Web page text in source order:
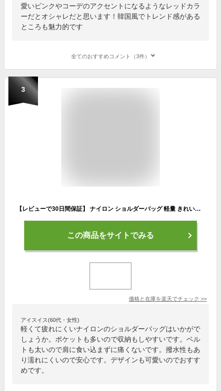
愛いピンクやコーデのアクセントになるようなレッドカラ
ーだとオシャレだと思います！韓国風でトレンド感がある
ところも魅力的です
全てのおすすめコメント（3件）
3
【レビューで30日間保証】 ナイロン ショルダーバッグ 軽量 きれいめ ブランド 斜め掛け 大人 大容量 マザーズバッグ レディース 斜めがけ 軽い 2way 通勤バッグ 大きめ 小さめ ミニ 収納 超軽量 ファスナー付き 丈夫 ママバッグ 通勤 女性 プレゼント 旅行 あす楽 td
この商品をサイトでみる
価格と在庫を楽天でチェック >>
アイスイス(60代・女性)
軽くて疲れにくいナイロンのショルダーバッグはいかがで
しょうか。ポケットも多いので収納もしやすいです。ベル
トも太いので肩に食い込まずに痛くないです。撥水性もあ
り濡れにくいので安心です。デザインも可愛いのでおすす
めです。